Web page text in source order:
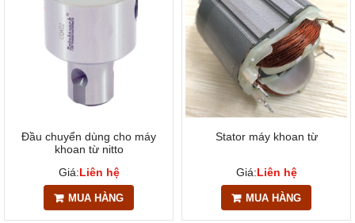
Đầu chuyển dùng cho máy
khoan từ nitto
Giá:Liên hệ
MUA HÀNG
Stator máy khoan từ
Giá:Liên hệ
MUA HÀNG